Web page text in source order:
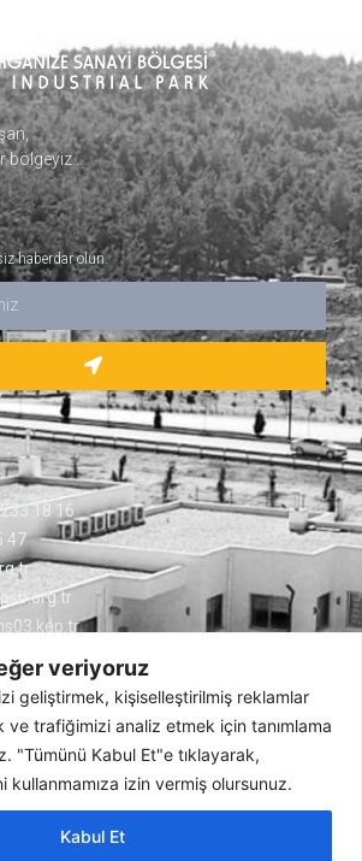
veriyoruz
geliştirmek, kişiselleştirilmiş reklamlar
ve trafiğimizi analiz etmek için tanımlama
"Tümünü Kabul Et"e tıklayarak,
kullanmamıza izin vermiş olursunuz.
Kabul Et
Formu
bölgeyiz…
haberdar olun.
18 16
47
45030 Yunusemre/MANİSA
Sanayi Bölgesi. Tüm Hakları Saklıdır.